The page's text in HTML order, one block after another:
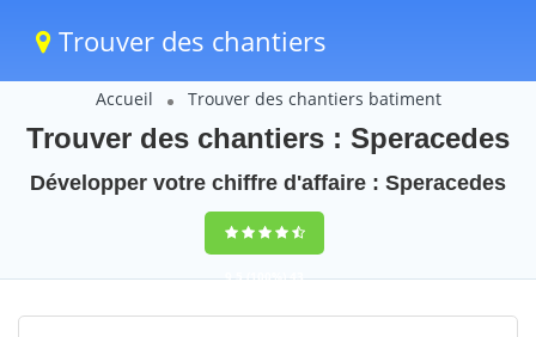
Trouver des chantiers
Accueil Trouver des chantiers batiment
Trouver des chantiers : Speracedes
Développer votre chiffre d'affaire : Speracedes
9,5(100%)43
votes